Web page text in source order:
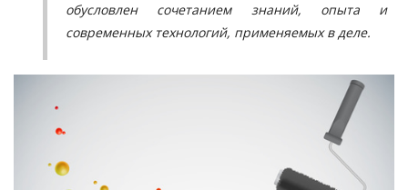
обусловлен сочетанием знаний, опыта и
современных технологий, применяемых в деле.